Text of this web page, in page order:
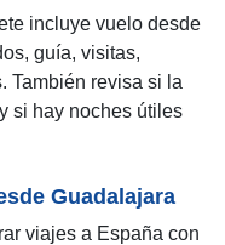
incluye vuelo desde
guía, visitas,
También revisa si la
si hay noches útiles
Guadalajara
viajes a España con